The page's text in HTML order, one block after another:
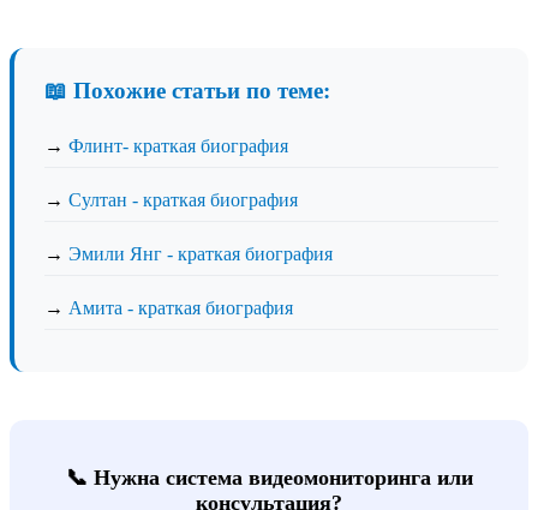
📖 Похожие статьи по теме:
→ Флинт- краткая биография
→ Султан - краткая биография
→ Эмили Янг - краткая биография
→ Амита - краткая биография
📞 Нужна система видеомониторинга или
консультация?